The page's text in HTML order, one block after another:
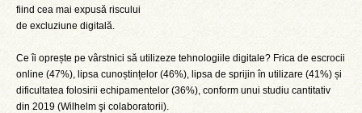
fiind cea mai expusă riscului
de excluziune digitală.
Ce îi oprește pe vârstnici să utilizeze tehnologiile digitale? Frica de escrocii
online (47%), lipsa cunoștințelor (46%), lipsa de sprijin în utilizare (41%) și
dificultatea folosirii echipamentelor (36%), conform unui studiu cantitativ
din 2019 (Wilhelm şi colaboratorii).